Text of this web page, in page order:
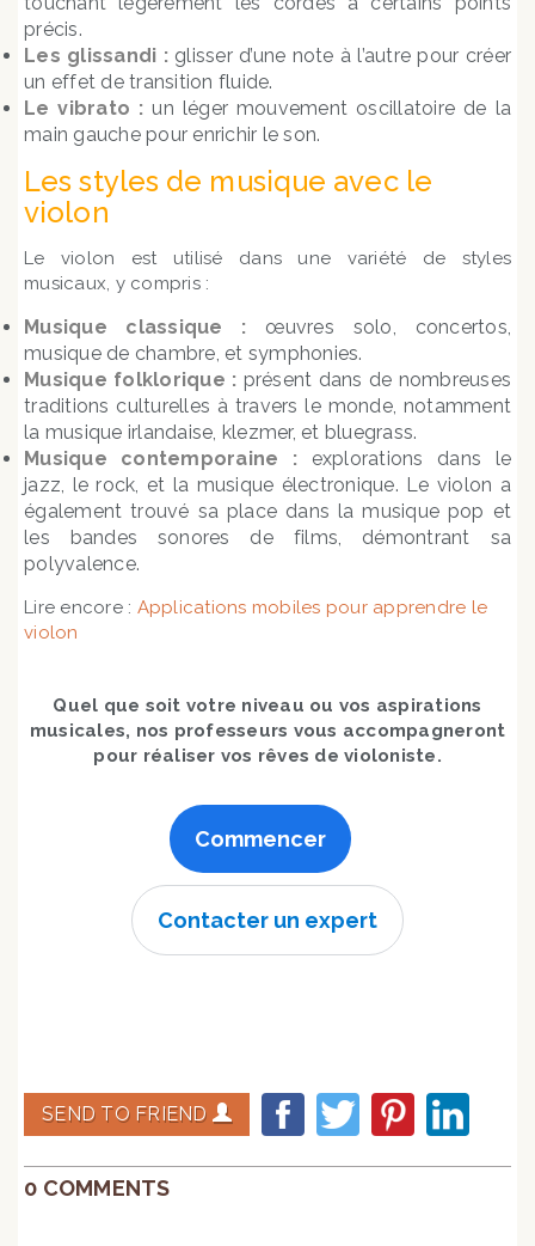
précis.
Les glissandi :glisser d’une note à l’autre pour créer
un effet de transition fluide.
Le vibrato : un léger mouvement oscillatoire de la
main gauche pour enrichir le son.
Les styles de musique avec le
violon
Le violon est utilisé dans une variété de styles
musicaux, y compris :
Musique classique : œuvres solo, concertos,
musique de chambre, et symphonies.
Musique folklorique : présent dans de nombreuses
traditions culturelles à travers le monde, notamment
la musique irlandaise, klezmer, et bluegrass.
Musique contemporaine : explorations dans le
jazz, le rock, et la musique électronique. Le violon a
également trouvé sa place dans la musique pop et
les bandes sonores de films, démontrant sa
polyvalence.
Lire encore : Applications mobiles pour apprendre le
violon
Quel que soit votre niveau ou vos aspirations
musicales, nos professeurs vous accompagneront
pour réaliser vos rêves de violoniste.
Commencer
Contacter un expert
SEND TO FRIEND
0 COMMENTS